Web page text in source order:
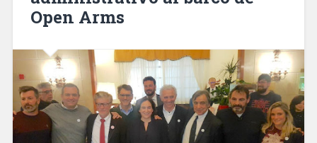
Open Arms